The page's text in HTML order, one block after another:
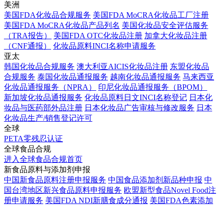
美洲
美国FDA化妆品合规服务 美国FDA MoCRA化妆品工厂注册
美国FDA MoCRA化妆品产品列名 美国化妆品安全评估服务
（TRA报告）
美国FDA OTC化妆品注册 加拿大化妆品注册
（CNF通报）
化妆品原料INCI名称申请服务
亚太
韩国化妆品合规服务 澳大利亚AICIS化妆品注册 东盟化妆品
合规服务 泰国化妆品通报服务 越南化妆品通报服务 马来西亚
化妆品通报服务（NPRA）
印尼化妆品通报服务（BPOM）
新加坡化妆品通报服务 化妆品原料日文INCI名称登记 日本化
妆品与医药部外品注册 日本化妆品广告审核与修改服务 日本
化妆品生产/销售登记许可
全球
PETA零残忍认证
全球食品合规
进入全球食品合规首页
新食品原料与添加剂申报
中国新食品原料注册申报服务 中国食品添加剂新品种申报 中
国台湾地区新兴食品原料申报服务 欧盟新型食品Novel Food注
册申请服务 美国FDA NDI新膳食成分通报 美国FDA色素添加